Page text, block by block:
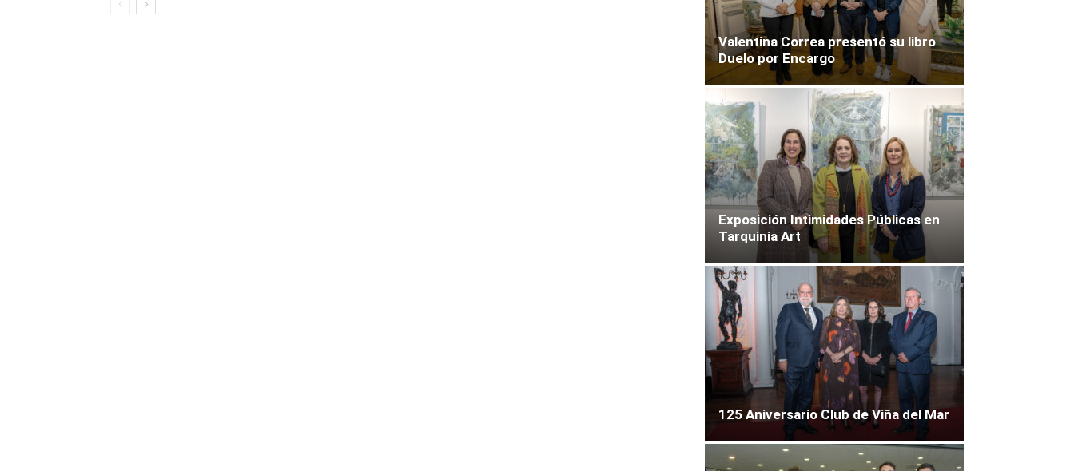
Valentina Correa presentó su libro
Duelo por Encargo
Exposición Intimidades Públicas en
Tarquinia Art
125 Aniversario Club de Viña del Mar